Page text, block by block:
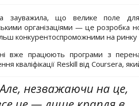
зауважила, що велике поле
організаціями — це розробка
конкурентоспроможними на ринку
вже працюють програми з
кваліфікації Reskill від Coursera,
незважаючи на це,